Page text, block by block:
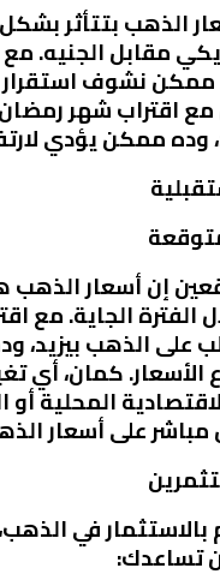
الذهب بتتأثر
مقابل الجنيه.
ممكن نشوف
اقتراب شهر
وده ممكن يؤدي
إن أسعار
الفترة الجاية. مع
على الذهب بيزيد،
الأسعار. كمان، أي
المحلية أو
على أسعار
في
تساعدك: